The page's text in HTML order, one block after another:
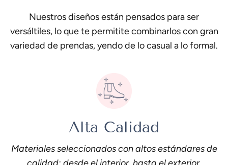
Nuestros diseños están pensados para ser
versáltiles, lo que te permitite combinarlos con gran
variedad de prendas, yendo de lo casual a lo formal.
Alta Calidad
Materiales seleccionados con altos estándares de